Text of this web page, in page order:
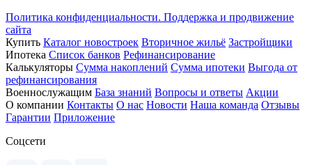
Политика конфиденциальности. Поддержка и продвижение
сайта
Купить Каталог новостроек Вторичное жильё Застройщики
Ипотека Список банков Рефинансирование
Калькуляторы Сумма накоплений Сумма ипотеки Выгода от
рефинансирования
Военнослужащим База знаний Вопросы и ответы Акции
О компании Контакты О нас Новости Наша команда Отзывы
Гарантии Приложение
Соцсети